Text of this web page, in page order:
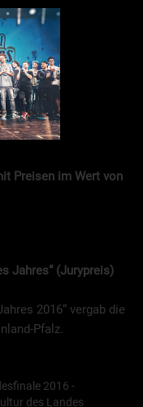
Preisen im Wert von
Jahres“ (Jurypreis)
2016“ vergab die
Pfalz.
2016 -
des Landes